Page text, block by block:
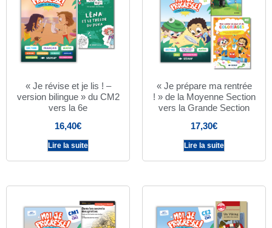
« Je révise et je lis ! –
version bilingue » du CM2
vers la 6e
16,40€
Lire la suite
« Je prépare ma rentrée
! » de la Moyenne Section
vers la Grande Section
17,30€
Lire la suite